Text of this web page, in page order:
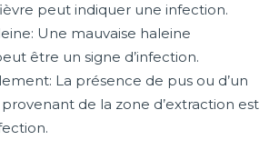
peut indiquer une infection.
Une mauvaise haleine
être un signe d’infection.
La présence de pus ou d’un
de la zone d’extraction est